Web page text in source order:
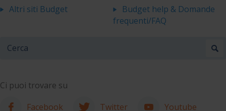
Altri siti Budget
Budget help & Domande
frequenti/FAQ
Ci puoi trovare su
Facebook
Twitter Youtube